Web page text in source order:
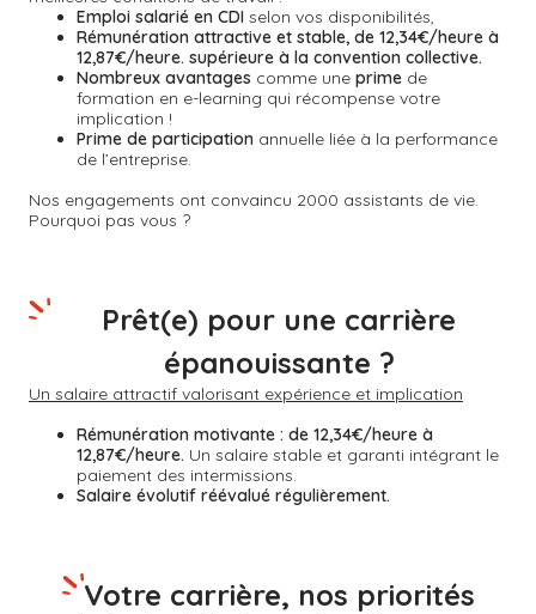
Emploi salarié en CDI selon vos disponibilités,
Rémunération attractive et stable, de 12,34€/heure à
12,87€/heure. supérieure à la convention collective.
Nombreux avantages comme une prime de
formation en e-learning qui récompense votre
implication !
Prime de participation annuelle liée à la performance
de l’entreprise.
Nos engagements ont convaincu 2000 assistants de vie.
Pourquoi pas vous ?
Un salaire attractif valorisant expérience et implication
Rémunération motivante : de 12,34€/heure à
12,87€/heure. Un salaire stable et garanti intégrant le
paiement des intermissions.
Salaire évolutif réévalué régulièrement.
Prêt(e) pour une carrière
épanouissante ?
Votre carrière, nos priorités